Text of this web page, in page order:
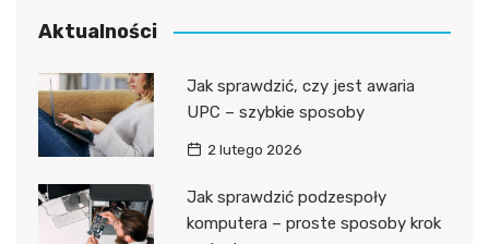
Aktualności
Jak sprawdzić, czy jest awaria
UPC – szybkie sposoby
2 lutego 2026
Jak sprawdzić podzespoły
komputera – proste sposoby krok